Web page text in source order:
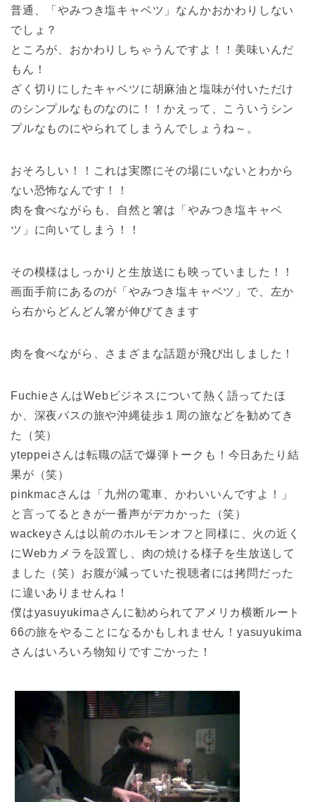
普通、「やみつき塩キャベツ」なんかおかわりしない
でしょ？
ところが、おかわりしちゃうんですよ！！美味いんだ
もん！
ざく切りにしたキャベツに胡麻油と塩味が付いただけ
のシンプルなものなのに！！かえって、こういうシン
プルなものにやられてしまうんでしょうね～。
おそろしい！！これは実際にその場にいないとわから
ない恐怖なんです！！
肉を食べながらも、自然と箸は「やみつき塩キャベ
ツ」に向いてしまう！！
その模様はしっかりと生放送にも映っていました！！
画面手前にあるのが「やみつき塩キャベツ」で、左か
ら右からどんどん箸が伸びてきます
肉を食べながら、さまざまな話題が飛び出しました！
FuchieさんはWebビジネスについて熱く語ってたほ
か、深夜バスの旅や沖縄徒歩１周の旅などを勧めてき
た（笑）
yteppeiさんは転職の話で爆弾トークも！今日あたり結
果が（笑）
pinkmacさんは「九州の電車、かわいいんですよ！」
と言ってるときが一番声がデカかった（笑）
wackeyさんは以前のホルモンオフと同様に、火の近く
にWebカメラを設置し、肉の焼ける様子を生放送して
ました（笑）お腹が減っていた視聴者には拷問だった
に違いありませんね！
僕はyasuyukimaさんに勧められてアメリカ横断ルート
66の旅をやることになるかもしれません！yasuyukima
さんはいろいろ物知りですごかった！